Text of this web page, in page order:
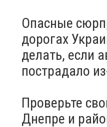
Опасные
дорогах
делать, если
пострадало
Проверьте
Днепре и